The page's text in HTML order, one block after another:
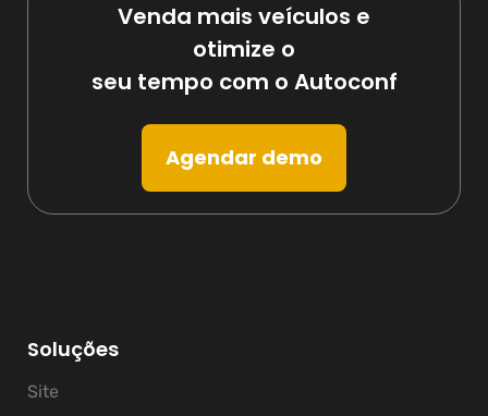
Venda mais veículos e
otimize o
seu tempo com o Autoconf
Agendar demo
Soluções
Site